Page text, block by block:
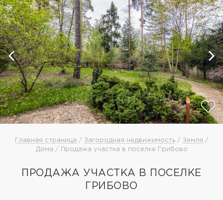
Главная страница / Загородная недвижимость/ Земля /
Дома / Продажа участка в поселке Грибово
ПРОДАЖА УЧАСТКА В ПОСЕЛКЕ
ГРИБОВО